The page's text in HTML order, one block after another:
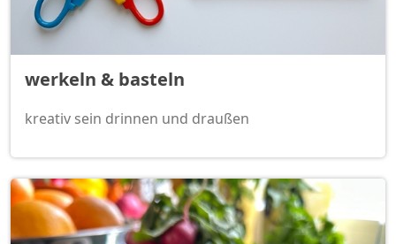
werkeln & basteln
kreativ sein drinnen und draußen